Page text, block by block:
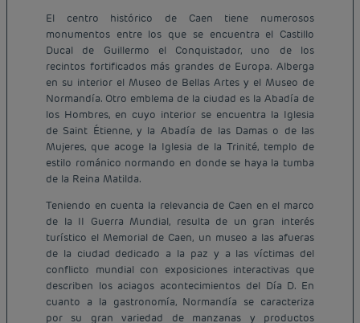
El centro histórico de Caen tiene numerosos
monumentos entre los que se encuentra el Castillo
Ducal de Guillermo el Conquistador, uno de los
recintos fortificados más grandes de Europa. Alberga
en su interior el Museo de Bellas Artes y el Museo de
Normandía. Otro emblema de la ciudad es la Abadía de
los Hombres, en cuyo interior se encuentra la Iglesia
de Saint Étienne, y la Abadía de las Damas o de las
Mujeres, que acoge la Iglesia de la Trinité, templo de
estilo románico normando en donde se haya la tumba
de la Reina Matilda.
Teniendo en cuenta la relevancia de Caen en el marco
de la II Guerra Mundial, resulta de un gran interés
turístico el Memorial de Caen, un museo a las afueras
de la ciudad dedicado a la paz y a las víctimas del
conflicto mundial con exposiciones interactivas que
describen los aciagos acontecimientos del Día D. En
cuanto a la gastronomía, Normandía se caracteriza
por su gran variedad de manzanas y productos